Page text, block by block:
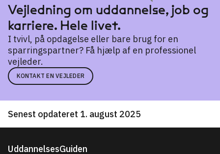
Vejledning om uddannelse, job og
karriere. Hele livet.
I tvivl, på opdagelse eller bare brug for en
sparringspartner? Få hjælp af en professionel
vejleder.
KONTAKT EN VEJLEDER
Senest opdateret 1. august 2025
UddannelsesGuiden